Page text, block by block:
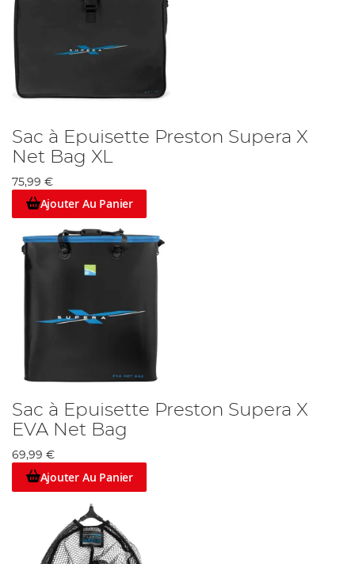
Sac à Epuisette Preston Supera X
Net Bag XL
75,99 €
Ajouter Au Panier
Sac à Epuisette Preston Supera X
EVA Net Bag
69,99 €
Ajouter Au Panier